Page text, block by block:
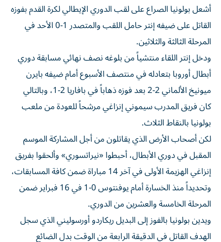
أشعل بولونيا الصراع على لقب الدوري الإيطالي لكرة القدم بفوزه
القاتل على ضيفه إنتر حامل اللقب والمتصدر 1-0 الأحد في
المرحلة الثالثة والثلاثين.
ودخل إنتر اللقاء منتشياً من بلوغه نصف نهائي مسابقة دوري
أبطال أوروبا بتعادله في منتصف الأسبوع أمام ضيفه بايرن
ميونيخ الألماني 2-2 بعد فوزه ذهاباً في بافاريا 2-1، وبالتالي
كان فريق المدرب سيموني إنزاغي مرشحاً للعودة من ملعب
بولونيا بالنقاط الثلاث.
لكن أصحاب الأرض الذي يقاتلون من أجل المشاركة الموسم
المقبل في دوري الأبطال، أحبطوا «نيراتسوري» وألحقوا بفريق
إنزاغي الهزيمة الأولى في آخر 14 مباراة ضمن كافة المسابقات،
وتحديداً منذ الخسارة أمام يوفنتوس 0-1 في 16 فبراير ضمن
المرحلة الخامسة والعشرين من الدوري.
ويدين بولونيا بالفوز إلى البديل ريكاردو أورسوليني الذي سجل
الهدف القاتل في الدقيقة الرابعة من الوقت بدل الضائع